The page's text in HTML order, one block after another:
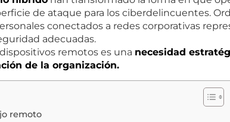
de ataque para los ciberdelincuentes.
conectados a redes corporativas
adecuadas.
remotos es una necesidad
de la organización.
remoto